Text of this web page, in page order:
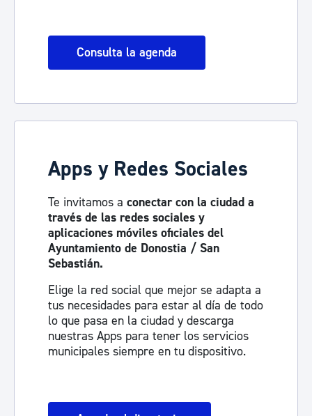
Consulta la agenda
Apps y Redes Sociales
Te invitamos a conectar con la ciudad a
través de las redes sociales y
aplicaciones móviles oficiales del
Ayuntamiento de Donostia / San
Sebastián.
Elige la red social que mejor se adapta a
tus necesidades para estar al día de todo
lo que pasa en la ciudad y descarga
nuestras Apps para tener los servicios
municipales siempre en tu dispositivo.